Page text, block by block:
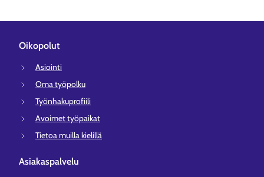
Oikopolut
Asiointi
Oma työpolku
Työnhakuprofiili
Avoimet työpaikat
Tietoa muilla kielillä
Asiakaspalvelu